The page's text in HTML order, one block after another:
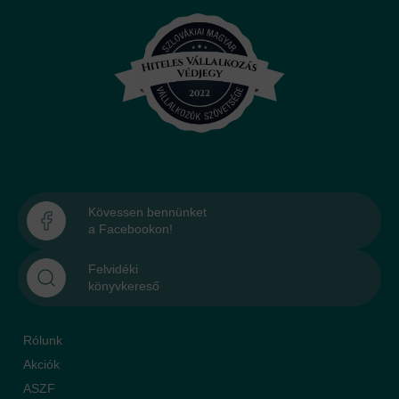
Kövessen bennünket
a Facebookon!
Felvidéki
könyvkereső
Rólunk
Akciók
ASZF